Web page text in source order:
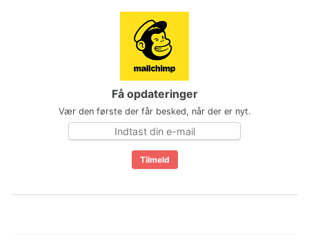
Få opdateringer
Vær den første der får besked, når der er nyt.